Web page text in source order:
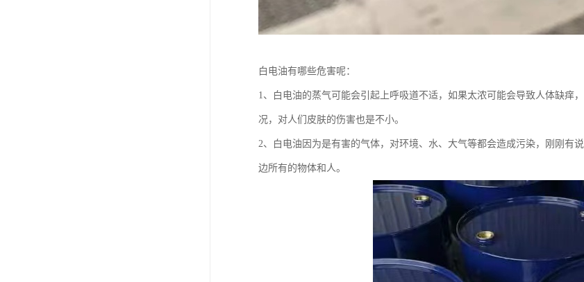
白电油有哪些危害呢：
1、白电油的蒸气可能会引起上呼吸道不适，如果太浓可能会导致人体缺痒
况，对人们皮肤的伤害也是不小。
2、白电油因为是有害的气体，对环境、水、大气等都会造成污染，刚刚有
边所有的物体和人。